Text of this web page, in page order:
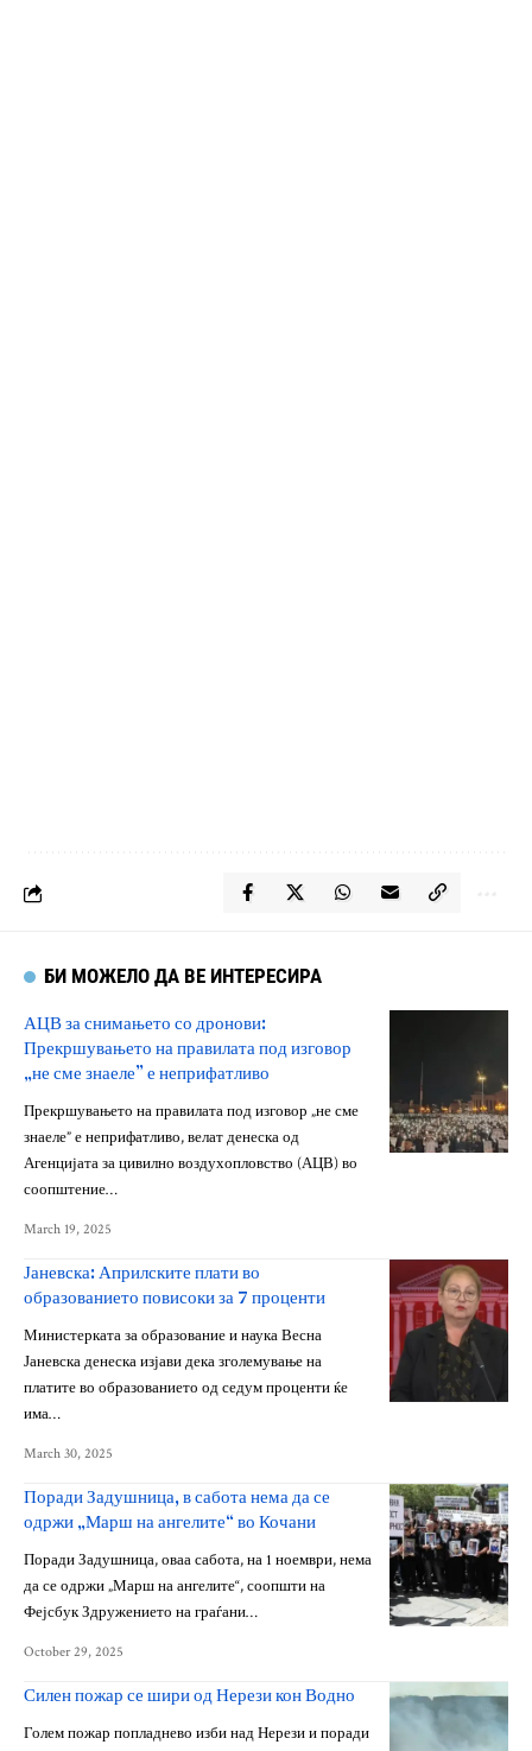
БИ МОЖЕЛО ДА ВЕ ИНТЕРЕСИРА
АЦВ за снимањето со дронови:
Прекршувањето на правилата под изговор
„не сме знаеле” е неприфатливо
Прекршувањето на правилата под изговор „не сме
знаеле” е неприфатливо, велат денеска од
Агенцијата за цивилно воздухопловство (АЦВ) во
соопштение…
March 19, 2025
Јаневска: Априлските плати во
образованието повисоки за 7 проценти
Министерката за образование и наука Весна
Јаневска денеска изјави дека зголемување на
платите во образованието од седум проценти ќе
има…
March 30, 2025
Поради Задушница, в сабота нема да се
одржи „Марш на ангелите“ во Кочани
Поради Задушница, оваа сабота, на 1 ноември, нема
да се одржи „Марш на ангелите“, соопшти на
Фејсбук Здружението на граѓани…
October 29, 2025
Силен пожар се шири од Нерези кон Водно
Голем пожар попладнево изби над Нерези и поради